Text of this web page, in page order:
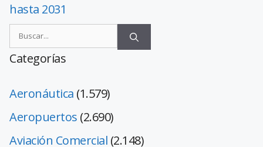
hasta 2031
Categorías
Aeronáutica (1.579)
Aeropuertos (2.690)
Aviación Comercial (2.148)